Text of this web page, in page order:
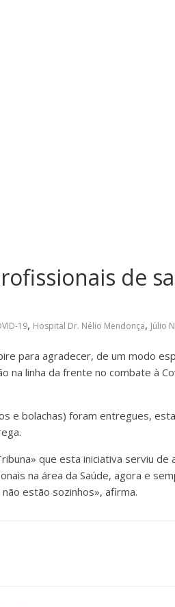
de
19, Hospital Dr. Nélio Mendonça, Júlio
para agradecer, de um modo
na linha da frente no combate à
e bolachas) foram entregues,
que esta iniciativa serviu de
na área da Saúde, agora e
estão sozinhos», afirma.